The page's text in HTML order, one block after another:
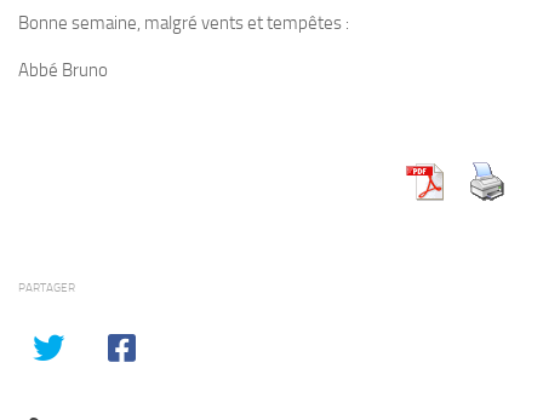
Bonne semaine, malgré vents et tempêtes :
Abbé Bruno
PARTAGER